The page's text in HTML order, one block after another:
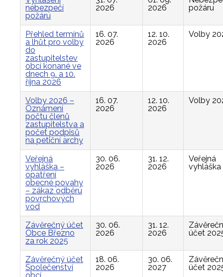
nebezpečí
požáru
2026
2026
požáru
Přehled termínů
a lhůt pro volby
do
zastupitelstev
obcí konané ve
dnech 9. a 10.
října 2026
16. 07.
2026
12. 10.
2026
Volby
Volby 2026 –
Oznámení
počtu členů
zastupitelstva a
počet podpisů
na petiční archy
16. 07.
2026
12. 10.
2026
Volby
Veřejná
vyhláška –
opatření
obecné povahy
– zákaz odběru
povrchových
vod
30. 06.
2026
31. 12.
2026
Veřejná
vyhláška
Závěrečný účet
Obce Březno
za rok 2025
30. 06.
2026
31. 12.
2026
účet
Závěrečný účet
Společenství
18. 06.
2026
30. 06.
2027
účet